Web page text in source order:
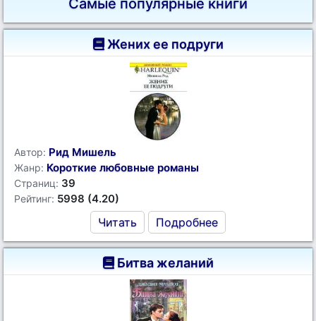
Самые популярные книги
Жених ее подруги
Автор: Рид Мишель
Жанр: Короткие любовные романы
Страниц: 39
Рейтинг: 5998 (4.20)
Читать Подробнее
Битва желаний